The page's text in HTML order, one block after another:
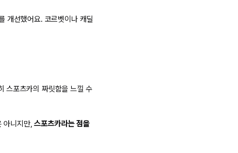
개선했어요. 코르벳이나 캐딜
스포츠카의 짜릿함을 느낄 수
아니지만,스포츠카라는 점을